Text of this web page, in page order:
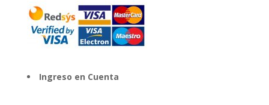
Ingreso en Cuenta